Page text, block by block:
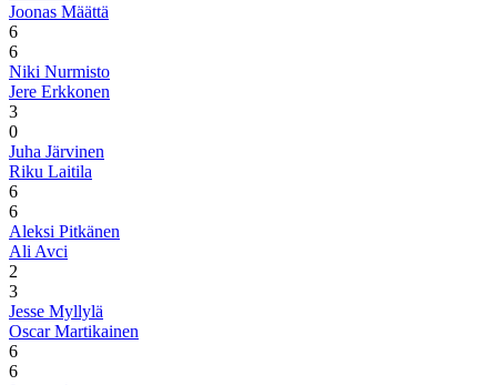
Joonas Määttä
6
6
Niki Nurmisto
Jere Erkkonen
3
0
Juha Järvinen
Riku Laitila
6
6
Aleksi Pitkänen
Ali Avci
2
3
Jesse Myllylä
Oscar Martikainen
6
6